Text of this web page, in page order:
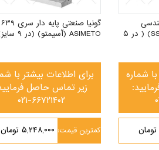
ASIMETO (آسیمتو) (در ۹ سایز)
برای اطلاعات بیشتر با
زیر تماس حاصل
۰۲۱-۶۶۷۲۱۴۰۲
۵,۲۴۸,۰۰۰ تومان کمترین قیمت:
GROZ گروز (کد کالا SS/SE) ( در ۵
شماره